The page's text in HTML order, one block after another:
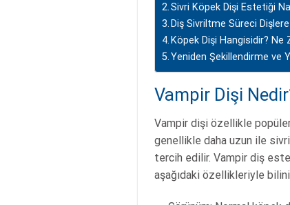
Sivri Köpek Dişi Estetiği
Diş Sivriltme Süreci
Köpek Dişi Hangisidir? Ne
Yeniden Şekillendirme ve
Vampir Dişi
Vampir dişi özellikle popüler
genellikle daha uzun ile
tercih edilir. Vampir diş
aşağıdaki özellikleriyle